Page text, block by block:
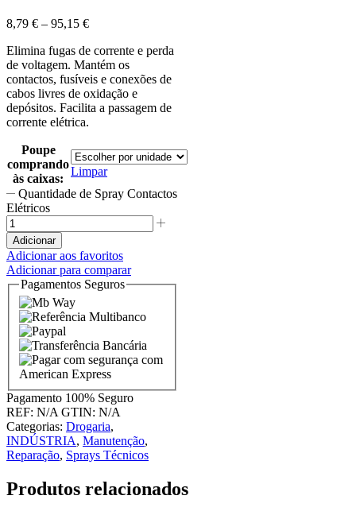
8,79 € – 95,15 €
Elimina fugas de corrente e perda
de voltagem. Mantém os
contactos, fusíveis e conexões de
cabos livres de oxidação e
depósitos. Facilita a passagem de
corrente elétrica.
Poupe
comprando
às caixas:
Limpar
Quantidade de Spray Contactos
Elétricos
Adicionar
Adicionar aos favoritos
Adicionar para comparar
Pagamentos Seguros
Pagamento 100% Seguro
REF: N/A GTIN: N/A
Categorias: Drogaria,
INDÚSTRIA, Manutenção,
Reparação, Sprays Técnicos
Produtos relacionados